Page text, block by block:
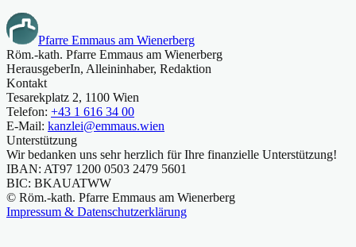
Pfarre Emmaus am Wienerberg
Röm.-kath. Pfarre Emmaus am Wienerberg
HerausgeberIn, Alleininhaber, Redaktion
Kontakt
Tesarekplatz 2, 1100 Wien
Telefon: +43 1 616 34 00
E-Mail: kanzlei@emmaus.wien
Unterstützung
Wir bedanken uns sehr herzlich für Ihre finanzielle Unterstützung!
IBAN: AT97 1200 0503 2479 5601
BIC: BKAUATWW
© Röm.-kath. Pfarre Emmaus am Wienerberg
Impressum & Datenschutzerklärung